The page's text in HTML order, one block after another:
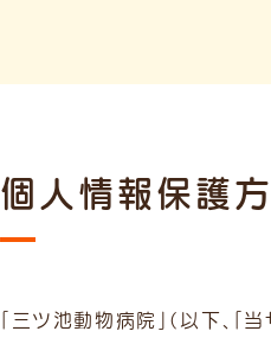
個人情報保護
「三ツ池動物病院」（以下、「